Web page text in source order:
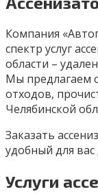
Компания
спектр услуг
области –
Мы предлагаем
отходов,
Челябинской
Заказать
удобный для
Услуги